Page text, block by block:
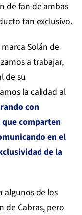
de fan de ambas
tan exclusivo.
Solán de
a trabajar,
de su
la calidad al
con
comparten
en el
de la
algunos de los
de Cabras, pero